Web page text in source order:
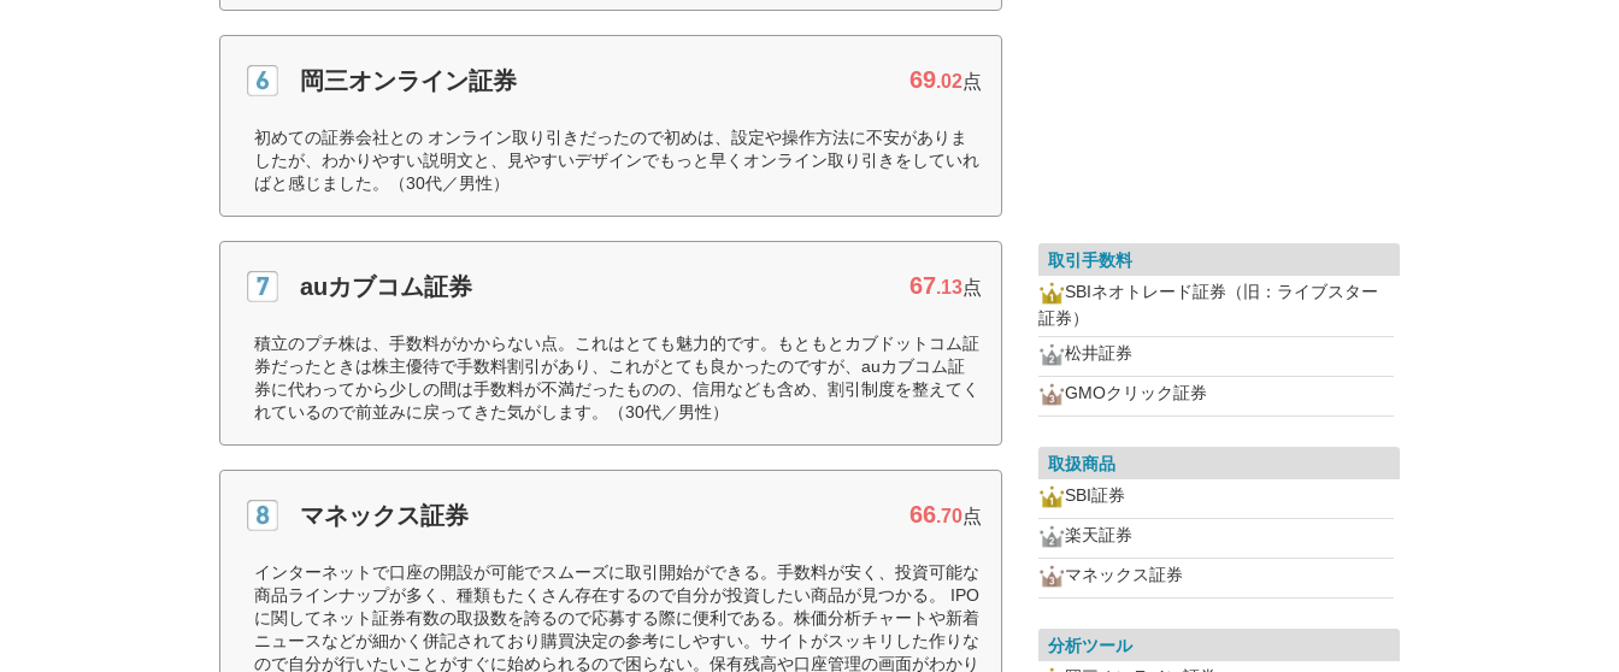
岡三オンライン証券 69.02点
初めての証券会社との オンライン取り引きだったので初めは、設定や操作方法に不安がありま
したが、わかりやすい説明文と、見やすいデザインでもっと早くオンライン取り引きをしていれ
ばと感じました。（30代／男性）
auカブコム証券 67.13点
積立のプチ株は、手数料がかからない点。これはとても魅力的です。もともとカブドットコム証
券だったときは株主優待で手数料割引があり、これがとても良かったのですが、auカブコム証
券に代わってから少しの間は手数料が不満だったものの、信用なども含め、割引制度を整えてく
れているので前並みに戻ってきた気がします。（30代／男性）
マネックス証券 66.70点
インターネットで口座の開設が可能でスムーズに取引開始ができる。手数料が安く、投資可能な
商品ラインナップが多く、種類もたくさん存在するので自分が投資したい商品が見つかる。 IPO
に関してネット証券有数の取扱数を誇るので応募する際に便利である。株価分析チャートや新着
ニュースなどが細かく併記されており購買決定の参考にしやすい。サイトがスッキリした作りな
ので自分が行いたいことがすぐに始められるので困らない。保有残高や口座管理の画面がわかり
取引手数料
SBIネオトレード証券（旧：ライブスター
証券）
松井証券
GMOクリック証券
取扱商品
SBI証券
楽天証券
マネックス証券
分析ツール